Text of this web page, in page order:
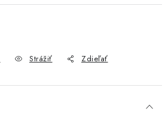
Strážiť Zdieľať